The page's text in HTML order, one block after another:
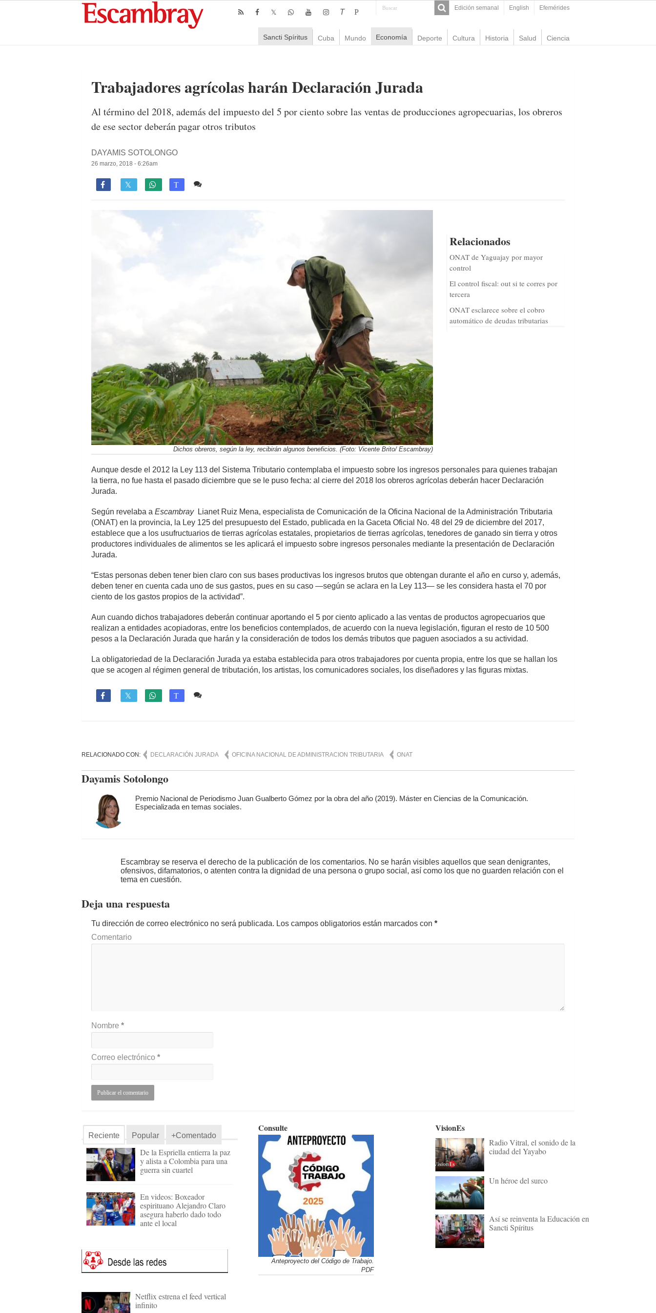
Edición semanal English Efemérides
T P
Sancti Spíritus Cuba Mundo Economía Deporte Cultura Historia Salud Ciencia
Trabajadores agrícolas harán Declaración Jurada
Al término del 2018, además del impuesto del 5 por ciento sobre las ventas de producciones agropecuarias, los obreros
de ese sector deberán pagar otros tributos
DAYAMIS SOTOLONGO
26 marzo, 2018 - 6:26am
 T
Relacionados
ONAT de Yaguajay por mayor
control
El control fiscal: out si te corres por
tercera
ONAT esclarece sobre el cobro
automático de deudas tributarias
Dichos obreros, según la ley, recibirán algunos beneficios. (Foto: Vicente Brito/ Escambray)
Aunque desde el 2012 la Ley 113 del Sistema Tributario contemplaba el impuesto sobre los ingresos personales para quienes trabajan
la tierra, no fue hasta el pasado diciembre que se le puso fecha: al cierre del 2018 los obreros agrícolas deberán hacer Declaración
Jurada.
Según revelaba a EscambrayLianet Ruiz Mena, especialista de Comunicación de la Oficina Nacional de la Administración Tributaria
(ONAT) en la provincia, la Ley 125 del presupuesto del Estado, publicada en la Gaceta Oficial No. 48 del 29 de diciembre del 2017,
establece que a los usufructuarios de tierras agrícolas estatales, propietarios de tierras agrícolas, tenedores de ganado sin tierra y otros
productores individuales de alimentos se les aplicará el impuesto sobre ingresos personales mediante la presentación de Declaración
Jurada.
“Estas personas deben tener bien claro con sus bases productivas los ingresos brutos que obtengan durante el año en curso y, además,
deben tener en cuenta cada uno de sus gastos, pues en su caso —según se aclara en la Ley 113— se les considera hasta el 70 por
ciento de los gastos propios de la actividad”.
Aun cuando dichos trabajadores deberán continuar aportando el 5 por ciento aplicado a las ventas de productos agropecuarios que
realizan a entidades acopiadoras, entre los beneficios contemplados, de acuerdo con la nueva legislación, figuran el resto de 10 500
pesos a la Declaración Jurada que harán y la consideración de todos los demás tributos que paguen asociados a su actividad.
La obligatoriedad de la Declaración Jurada ya estaba establecida para otros trabajadores por cuenta propia, entre los que se hallan los
que se acogen al régimen general de tributación, los artistas, los comunicadores sociales, los diseñadores y las figuras mixtas.
 T
RELACIONADO CON: DECLARACIÓN JURADA OFICINA NACIONAL DE ADMINISTRACION TRIBUTARIA ONAT
Dayamis Sotolongo
Premio Nacional de Periodismo Juan Gualberto Gómez por la obra del año (2019). Máster en Ciencias de la Comunicación.
Especializada en temas sociales.
Escambray se reserva el derecho de la publicación de los comentarios. No se harán visibles aquellos que sean denigrantes,
ofensivos, difamatorios, o atenten contra la dignidad de una persona o grupo social, así como los que no guarden relación con el
tema en cuestión.
Deja una respuesta
Tu dirección de correo electrónico no será publicada. Los campos obligatorios están marcados con *
Comentario
Nombre *
Correo electrónico *
Reciente Popular +Comentado
De la Espriella entierra la paz
y alista a Colombia para una
guerra sin cuartel
En videos: Boxeador
espirituano Alejandro Claro
asegura haberlo dado todo
ante el local
Netflix estrena el feed vertical
infinito
Consulte
Anteproyecto del Código de Trabajo.
PDF
VisionEs
Radio Vitral, el sonido de la
ciudad del Yayabo
Un héroe del surco
Así se reinventa la Educación en
Sancti Spíritus